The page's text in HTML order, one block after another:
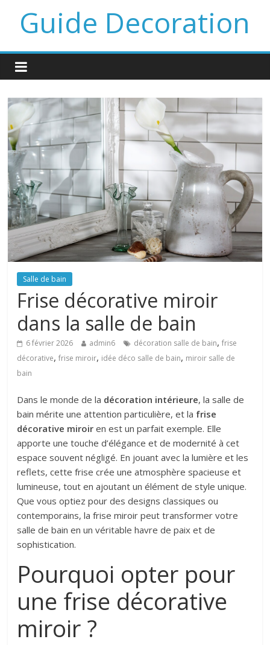
Guide Decoration
Salle de bain
Frise décorative miroir
dans la salle de bain
6 février 2026 admin6 décoration salle de bain,frise
décorative,frise miroir, idée déco salle de bain, miroir salle de
bain
Dans le monde de la décoration intérieure, la salle de
bain mérite une attention particulière, et la frise
décorative miroir en est un parfait exemple. Elle
apporte une touche d’élégance et de modernité à cet
espace souvent négligé. En jouant avec la lumière et les
reflets, cette frise crée une atmosphère spacieuse et
lumineuse, tout en ajoutant un élément de style unique.
Que vous optiez pour des designs classiques ou
contemporains, la frise miroir peut transformer votre
salle de bain en un véritable havre de paix et de
sophistication.
Pourquoi opter pour
une frise décorative
miroir ?